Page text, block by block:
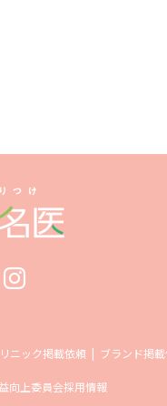
ニック掲載依頼 ブランド掲
向上委員会採用情報